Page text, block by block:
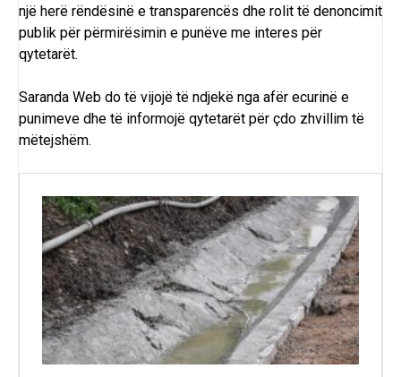
një herë rëndësinë e transparencës dhe rolit të denoncimit
publik për përmirësimin e punëve me interes për
qytetarët.
Saranda Web do të vijojë të ndjekë nga afër ecurinë e
punimeve dhe të informojë qytetarët për çdo zhvillim të
mëtejshëm.